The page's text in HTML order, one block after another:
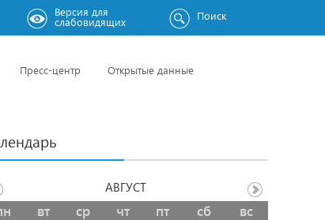
Версия для
слабовидящих Поиск
Пресс-центр Открытые данные
вт ср чт пт сб вс
АВГУСТ